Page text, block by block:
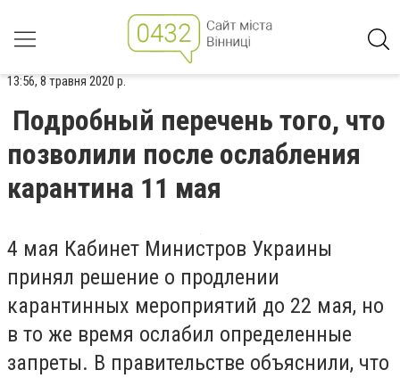
13:56, 8 травня 2020 р.
Подробный перечень того, что
позволили после ослабления
карантина 11 мая
4 мая Кабинет Министров Украины
принял решение о продлении
карантинных мероприятий до 22 мая, но
в то же время ослабил определенные
запреты. В правительстве объяснили, что